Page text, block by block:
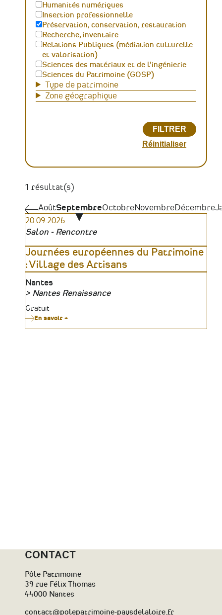
1 résultat(s)
Pagination
AoûtAoûtSeptembreOctobreNovembreDécembre
20.09.2026
Salon - Rencontre
Journées européennes du Patrimoine
: Village des Artisans
Lieu
Nantes
Organisateur
Nantes Renaissance
Tarifs
Gratuit
En savoir +
Humanités numériques
Insertion professionnelle
Préservation, conservation, restauration
Recherche, inventaire
Relations Publiques (médiation culturelle
et valorisation)
Sciences des matériaux et de l'ingénierie
Sciences du Patrimoine (GOSP)
Type de patrimoine
Zone géographique
CONTACT
Pôle Patrimoine
39 rue Félix Thomas
44000 Nantes
contact@polepatrimoine-paysdelaloire.fr